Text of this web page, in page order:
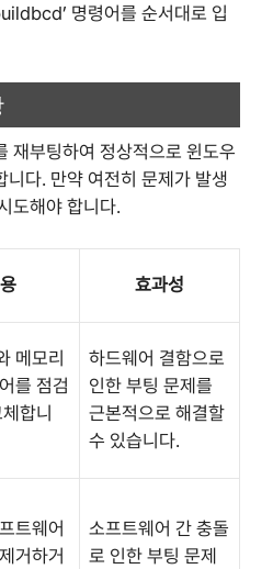
명령어를 순서대로 입
재부팅하여 정상적으로 윈도우
니다. 만약 여전히 문제가 발생
도해야 합니다.
효과성
메모리
를 점검
합니
하드웨어 결함으로
인한 부팅 문제를
근본적으로 해결할
수 있습니다.
트웨어
거하거
소프트웨어 간 충돌
로 인한 부팅 문제